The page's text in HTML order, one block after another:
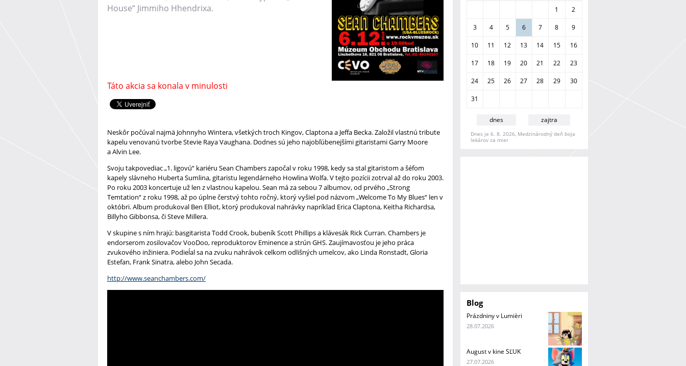
House“ Jimmiho Hhendrixa.
Táto akcia sa konala v minulosti
Neskôr počúval najmä Johnnyho Wintera, všetkých troch Kingov, Claptona a Jeffa Becka. Založil vlastnú tribute
kapelu venovanú tvorbe Stevie Raya Vaughana. Dodnes sú jeho najobľúbenejšími gitaristami Garry Moore
a Alvin Lee.
Svoju takpovediac „1. ligovú“ kariéru Sean Chambers započal v roku 1998, kedy sa stal gitaristom a šéfom
kapely slávneho Huberta Sumlina, gitaristu legendárneho Howlina Wolfa. V tejto pozícii zotrval až do roku 2003.
Po roku 2003 koncertuje už len z vlastnou kapelou. Sean má za sebou 7 albumov, od prvého „Strong
Temtation“ z roku 1998, až po úplne čerstvý tohto ročný, ktorý vyšiel pod názvom „Welcome To My Blues“ len v
októbri. Album produkoval Ben Elliot, ktorý produkoval nahrávky napríklad Erica Claptona, Keitha Richardsa,
Billyho Gibbonsa, či Steve Millera.
V skupine s ním hrajú: basgitarista Todd Crook, bubeník Scott Phillips a klávesák Rick Curran. Chambers je
endorserom zosilovačov VooDoo, reproduktorov Eminence a strún GHS. Zaujímavosťou je jeho práca
zvukového inžiniera. Podieĺal sa na zvuku nahrávok celkom odlišných umelcov, ako Linda Ronstadt, Gloria
Estefan, Frank Sinatra, alebo John Secada.
http://www.seanchambers.com/
1 2
3 4 5 6 7 8 9
10 11 12 13 14 15 16
17 18 19 20 21 22 23
24 25 26 27 28 29 30
31
dnes zajtra
Dnes je 6. 8. 2026, Medzinárodný deň boja
lekárov za mier
Blog
Prázdniny v Lumièri
28.07.2026
August v kine SĽUK
27.07.2026